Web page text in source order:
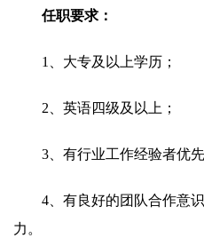
任职要求：
1、大专及以上学历；
2、英语四级及以上；
3、有行业工作经验者优先
4、有良好的团队合作意
力。